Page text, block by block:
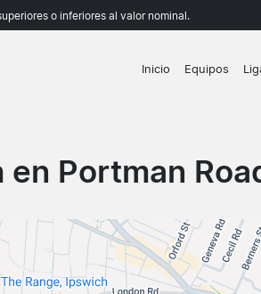
o inferiores al valor nominal.
Inicio Equipos
Portman